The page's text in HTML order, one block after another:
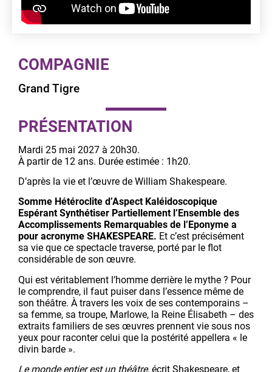
COMPAGNIE
Grand Tigre
PRÉSENTATION
Mardi 25 mai 2027 à 20h30.
À partir de 12 ans. Durée estimée : 1h20.
D’après la vie et l’œuvre de William Shakespeare.
Somme Hétéroclite d’Aspect Kaléidoscopique
Espérant Synthétiser Partiellement l’Ensemble des
Accomplissements Remarquables de l’Eponyme a
pour acronyme SHAKESPEARE. Et c’est précisément
sa vie que ce spectacle traverse, porté par le flot
considérable de son œuvre.
Qui est véritablement l’homme derrière le mythe ? Pour
le comprendre, il faut puiser dans l’essence même de
son théâtre. À travers les voix de ses contemporains –
sa femme, sa troupe, Marlowe, la Reine Élisabeth – des
extraits familiers de ses œuvres prennent vie sous nos
yeux pour raconter celui que la postérité appellera « le
divin barde ».
Le monde entier est un théâtre, écrit Shakespeare, et